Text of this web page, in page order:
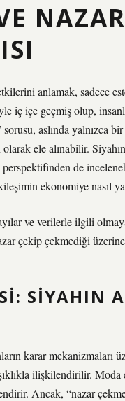
anlamak, sadece
iç içe geçmiş olup,
aslında yalnızca
ele alınabilir.
de
ekonomiye nasıl
ve verilerle ilgili
çekip çekmediği
SIYAHIN
karar
ilişkilendirilir. Moda
Ancak, “nazar